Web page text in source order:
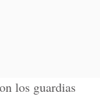
los guardias